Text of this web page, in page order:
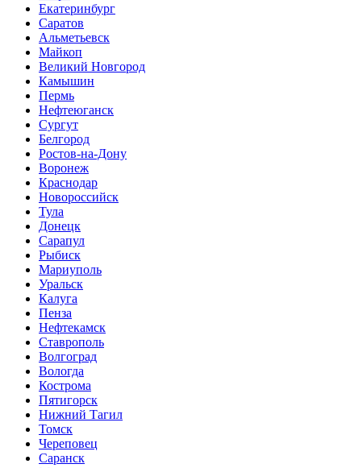
Екатеринбург
Саратов
Альметьевск
Майкоп
Великий Новгород
Камышин
Пермь
Нефтеюганск
Сургут
Белгород
Ростов-на-Дону
Воронеж
Краснодар
Новороссийск
Тула
Донецк
Сарапул
Рыбиск
Мариуполь
Уральск
Калуга
Пенза
Нефтекамск
Ставрополь
Волгоград
Вологда
Кострома
Пятигорск
Нижний Тагил
Томск
Череповец
Саранск